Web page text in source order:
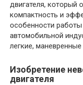
двигателя, который
компактность и
особенности
автомобильной
легкие,
Изобретение
двигателя